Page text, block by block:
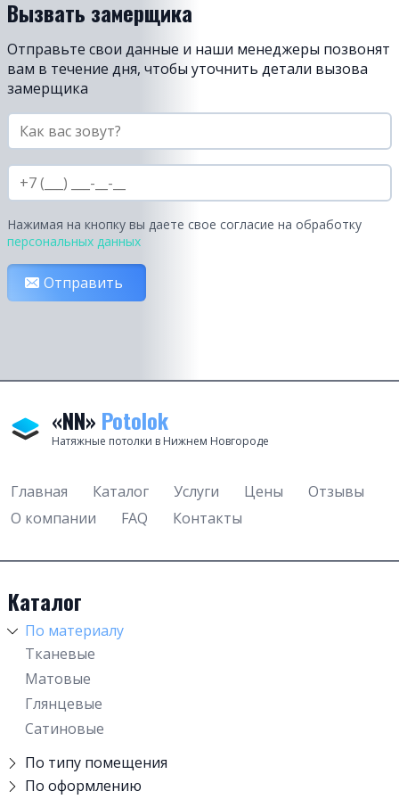
Вызвать замерщика
Отправьте свои данные и наши менеджеры позвонят
вам в течение дня, чтобы уточнить детали вызова
замерщика
Нажимая на кнопку вы даете свое согласие на обработку
персональных данных
Отправить
«NN» Potolok
Натяжные потолки в Нижнем Новгороде
Главная Каталог Услуги Цены
Отзывы
О компании
FAQ Контакты
Каталог
По материалу
Тканевые
Матовые
Глянцевые
Сатиновые
По типу помещения
В спальню
По оформлению